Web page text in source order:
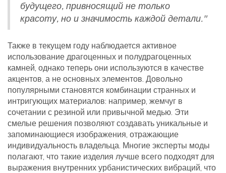
будущего, привносящий не только
красоту, но и значимость каждой детали."
Также в текущем году наблюдается активное
использование драгоценных и полудрагоценных
камней, однако теперь они используются в качестве
акцентов, а не основных элементов. Довольно
популярными становятся комбинации странных и
интригующих материалов: например, жемчуг в
сочетании с резиной или привычной медью. Эти
смелые решения позволяют создавать уникальные и
запоминающиеся изображения, отражающие
индивидуальность владельца. Многие эксперты моды
полагают, что такие изделия лучше всего подходят для
выражения внутренних урбанистических вибраций, что